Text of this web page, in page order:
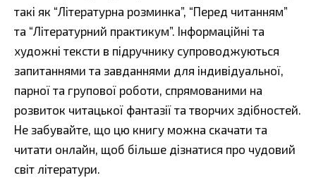
такі як “Літературна розминка”, “Перед читанням”
та “Літературний практикум”. Інформаційні та
художні тексти в підручнику супроводжуються
запитаннями та завданнями для індивідуальної,
парної та групової роботи, спрямованими на
розвиток читацької фантазії та творчих здібностей.
Не забувайте, що цю книгу можна скачати та
читати онлайн, щоб більше дізнатися про чудовий
світ літератури.